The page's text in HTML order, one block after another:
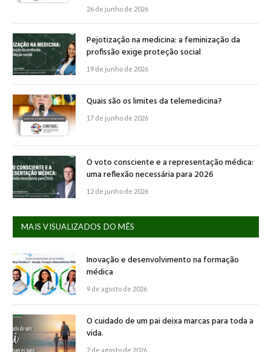
26 de junho de 2026
Pejotização na medicina: a feminização da
profissão exige proteção social
19 de junho de 2026
Quais são os limites da telemedicina?
17 de junho de 2026
O voto consciente e a representação médica:
uma reflexão necessária para 2026
12 de junho de 2026
MAIS VISUALIZADOS DO MÊS
Inovação e desenvolvimento na formação
médica
9 de agosto de 2026
O cuidado de um pai deixa marcas para toda a
vida.
7 de agosto de 2026